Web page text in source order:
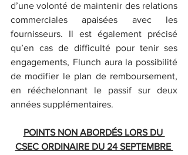
d’une volonté de maintenir des relations
commerciales apaisées avec les
fournisseurs. Il est également précisé
qu’en cas de difficulté pour tenir ses
engagements, Flunch aura la possibilité
de modifier le plan de remboursement,
en rééchelonnant le passif sur deux
années supplémentaires.
POINTS NON ABORDÉS LORS DU
CSEC ORDINAIRE DU 24 SEPTEMBRE